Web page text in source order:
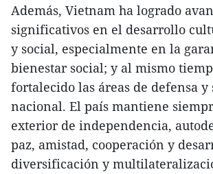
Además, Vietnam ha logrado
significativos en el desarrollo
y social, especialmente en la
bienestar social; y al mismo
fortalecido las áreas de defensa y
nacional. El país mantiene
exterior de independencia,
paz, amistad, cooperación y
diversificación y